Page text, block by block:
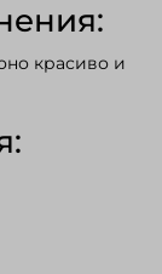
красиво и